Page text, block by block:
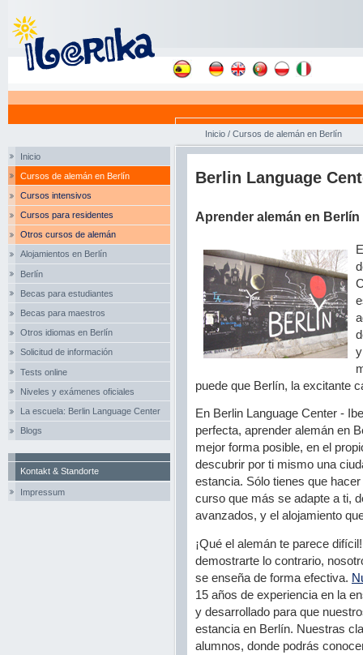
Inicio
Cursos de alemán en Berlín
Cursos intensivos
Cursos para residentes
Otros cursos de alemán
Alojamientos en Berlín
Berlín
Becas para estudiantes
Becas para maestros
Otros idiomas en Berlín
Solicitud de información
Tests online
Niveles y exámenes oficiales
La escuela: Berlin Language Center
Blogs
Kontakt & Standorte
Impressum
Inicio / Cursos de alemán en Berlín
Berlin Language
Aprender alemán en Berlín
puede que Berlín, la excitante
En Berlin Language Center -
perfecta, aprender alemán en
mejor forma posible, en el
descubrir por ti mismo una
estancia. Sólo tienes que
curso que más se adapte a ti,
avanzados, y el alojamiento
¡Qué el alemán te parece
demostrarte lo contrario,
se enseña de forma efectiva.
15 años de experiencia en la
y desarrollado para que
estancia en Berlín. Nuestras
alumnos, donde podrás